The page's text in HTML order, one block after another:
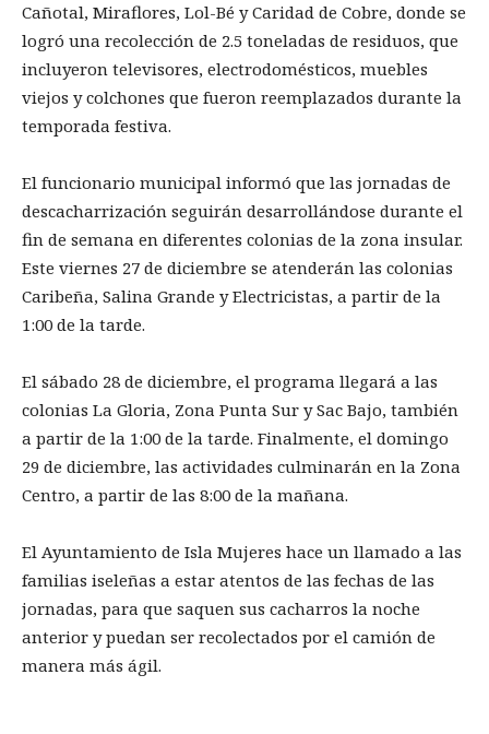
Cañotal, Miraflores, Lol-Bé y Caridad de Cobre, donde se
logró una recolección de 2.5 toneladas de residuos, que
incluyeron televisores, electrodomésticos, muebles
viejos y colchones que fueron reemplazados durante la
temporada festiva.
El funcionario municipal informó que las jornadas de
descacharrización seguirán desarrollándose durante el
fin de semana en diferentes colonias de la zona insular.
Este viernes 27 de diciembre se atenderán las colonias
Caribeña, Salina Grande y Electricistas, a partir de la
1:00 de la tarde.
El sábado 28 de diciembre, el programa llegará a las
colonias La Gloria, Zona Punta Sur y Sac Bajo, también
a partir de la 1:00 de la tarde. Finalmente, el domingo
29 de diciembre, las actividades culminarán en la Zona
Centro, a partir de las 8:00 de la mañana.
El Ayuntamiento de Isla Mujeres hace un llamado a las
familias iseleñas a estar atentos de las fechas de las
jornadas, para que saquen sus cacharros la noche
anterior y puedan ser recolectados por el camión de
manera más ágil.